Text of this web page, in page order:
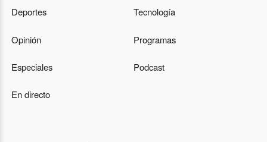
Deportes Tecnología
Opinión Programas
Especiales Podcast
En directo